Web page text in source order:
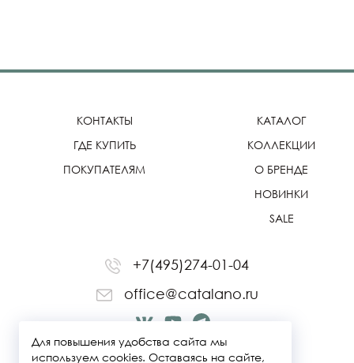
КОНТАКТЫ
ГДЕ КУПИТЬ
ПОКУПАТЕЛЯМ
КАТАЛОГ
КОЛЛЕКЦИИ
О БРЕНДЕ
НОВИНКИ
SALE
+7(495)274-01-04
office@catalano.ru
Для повышения удобства сайта мы
используем cookies. Оставаясь на сайте,